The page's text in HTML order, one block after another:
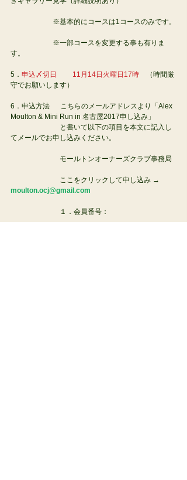
                　　※基本的にコースは1コースのみです。
す。
5． 申込〆切日　　 11月14日火曜日17時 （時間厳
守でお願いします）
6．申込方法  　こちらのメールアドレスより「Alex
Moulton & Mini Run in 名古屋2017申し込み」
と書いて以下の項目を本文に記入し
てメールでお申し込みください。
モールトンオーナーズクラブ事務局
ここをクリックして申し込み →
moulton.ocj@gmail.com
１．会員番号：